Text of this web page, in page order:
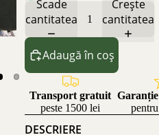
Scade
cantitatea
Crește
cantitatea
Adaugă în coș
Transport gratuit
peste 1500 lei
DESCRIERE